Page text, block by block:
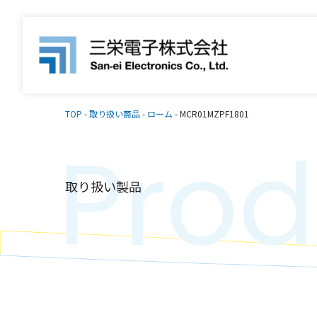
TOP -取り扱い商品- ローム -MCR01MZPF1801
取り扱い製品